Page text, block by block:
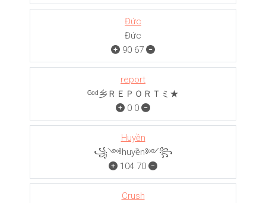
Đức
Đức
90 67
report
ᴳᵒᵈ乡ＲＥＰＯＲＴミ★
0 0
Huyền
꧁༺huyền༻꧂
104 70
Crush